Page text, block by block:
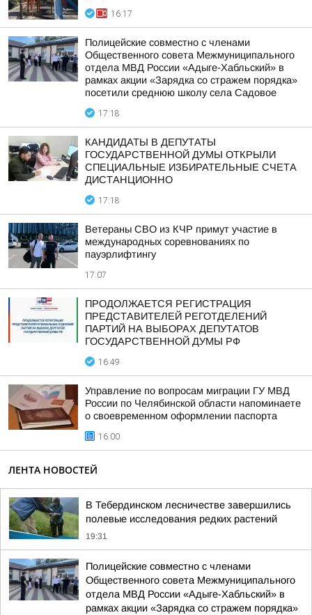
16:17
Полицейские совместно с членами
Общественного совета Межмуниципального
отдела МВД России «Адыге-Хабльский» в
рамках акции «Зарядка со стражем порядка»
посетили среднюю школу села Садовое
17:18
КАНДИДАТЫ В ДЕПУТАТЫ
ГОСУДАРСТВЕННОЙ ДУМЫ ОТКРЫЛИ
СПЕЦИАЛЬНЫЕ ИЗБИРАТЕЛЬНЫЕ СЧЕТА
ДИСТАНЦИОННО
17:18
Ветераны СВО из КЧР примут участие в
международных соревнованиях по
пауэрлифтингу
17:07
ПРОДОЛЖАЕТСЯ РЕГИСТРАЦИЯ
ПРЕДСТАВИТЕЛЕЙ РЕГОТДЕЛЕНИЙ
ПАРТИЙ НА ВЫБОРАХ ДЕПУТАТОВ
ГОСУДАРСТВЕННОЙ ДУМЫ РФ
16:49
Управление по вопросам миграции ГУ МВД
России по Челябинской области напоминаете
о своевременном оформлении паспорта
16:00
ЛЕНТА НОВОСТЕЙ
В Тебердинском лесничестве завершились
полевые исследования редких растений
19:31
Полицейские совместно с членами
Общественного совета Межмуниципального
отдела МВД России «Адыге-Хабльский» в
рамках акции «Зарядка со стражем порядка»